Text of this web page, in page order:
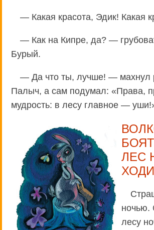
— Какая красота, Эдик! Какая
— Как на Кипре, да? —
Бурый.
— Да что ты, лучше! — махнул
Палыч, а сам подумал: «Права,
мудрость: в лесу главное —
ЛЕС
ночью.
лесу